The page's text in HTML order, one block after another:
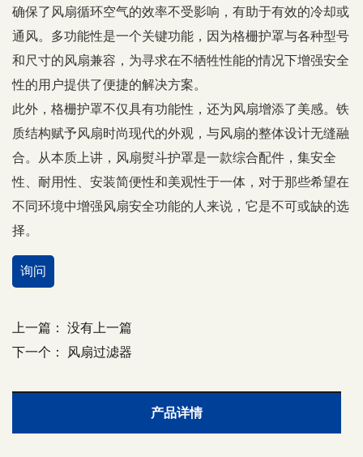
确保了风扇循环空气的效率不受影响，有助于有效的冷却或
通风。多功能性是一个关键功能，因为格栅护罩与各种型号
和尺寸的风扇兼容，为寻求在不牺牲性能的情况下增强安全
性的用户提供了便捷的解决方案。
此外，格栅护罩不仅具有功能性，还为风扇增添了美感。铁
质结构赋予风扇时尚现代的外观，与风扇的整体设计无缝融
合。从本质上讲，风扇熨斗护罩是一款综合配件，集安全
性、耐用性、安装简便性和美观性于一体，对于那些希望在
不同环境中增强风扇安全功能的人来说，它是不可或缺的选
择。
询问
上一篇：
没有上一篇
下一个：
风扇过滤器
产品详情